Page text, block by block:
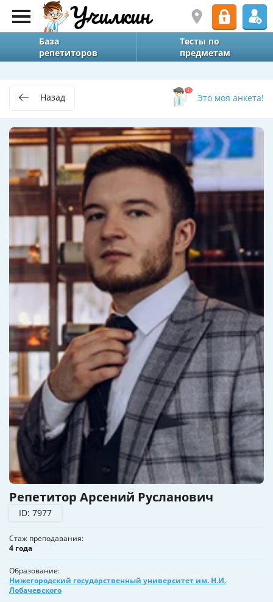
База
репетиторов
Тесты по
предметам
Назад Это моя анкета!
Репетитор Арсений Русланович
ID: 7977
Стаж преподавания
4 года
Образование
Нижегородский государственный университет им. Н.И.
Лобачевского